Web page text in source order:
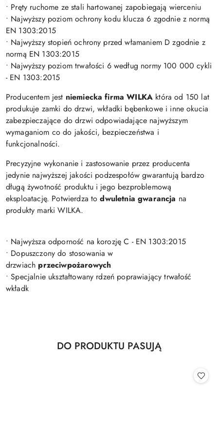
• Pręty ruchome ze stali hartowanej zapobiegają wierceniu
• Najwyższy poziom ochrony kodu klucza 6 zgodnie z normą
EN 1303:2015
• Najwyższy stopień ochrony przed włamaniem D zgodnie z
normą EN 1303:2015
• Najwyższy poziom trwałości 6 według normy 100 000 cykli
- EN 1303:2015
Producentem jest niemiecka firma WILKA która od 150 lat
produkuje zamki do drzwi, wkładki bębenkowe i inne okucia
zabezpieczające do drzwi odpowiadające najwyższym
wymaganiom co do jakości, bezpieczeństwa i
funkcjonalności.
Precyzyjne wykonanie i zastosowanie przez producenta
jedynie najwyższej jakości podzespołów gwarantują bardzo
długą żywotność produktu i jego bezproblemową
eksploatację. Potwierdza todwuletnia gwarancja na
produkty marki WILKA.
• Najwyższa odporność na korozję C - EN 1303:2015
• Dopuszczony do stosowania w
drzwiach przeciwpożarowych
• Specjalnie ukształtowany rdzeń poprawiający trwałość
wkładk
Pomiń karuzelę produktów
Produkty
DO PRODUKTU PASUJĄ